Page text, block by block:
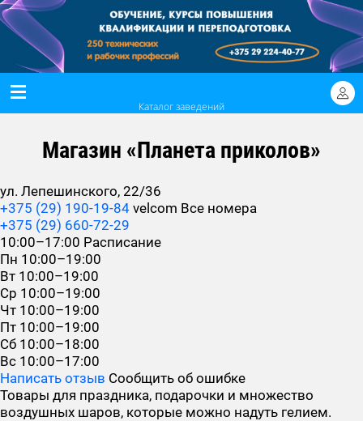
Каталог заведений
Магазин «Планета приколов»
ул. Лепешинского, 22/36
+375 (29) 190-19-84 velcom Все номера
+375 (29) 660-72-29
10:00–17:00 Расписание
Пн 10:00–19:00
Вт 10:00–19:00
Ср 10:00–19:00
Чт 10:00–19:00
Пт 10:00–19:00
Сб 10:00–18:00
Вс 10:00–17:00
Написать отзыв Сообщить об ошибке
Товары для праздника, подарочки и множество
воздушных шаров, которые можно надуть гелием.